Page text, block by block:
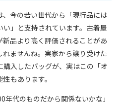
今の若い世代から「現行品には
」と支持されています。古着屋
品より高く評価されることがあ
ませんね。実家から譲り受けた
入したバッグが、実はこの「オ
もあります。
年代のものだから関係ないかな」